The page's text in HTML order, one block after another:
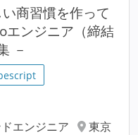
商習慣を作って
エンジニア（締結
－
エンジニア
東京